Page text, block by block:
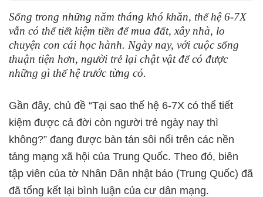
Sống trong những năm tháng khó khăn, thế hệ 6-7X
vẫn có thể tiết kiệm tiền để mua đất, xây nhà, lo
chuyện con cái học hành. Ngày nay, với cuộc sống
thuận tiện hơn, người trẻ lại chật vật để có được
những gì thế hệ trước từng có.
Gần đây, chủ đề “Tại sao thế hệ 6-7X có thể tiết
kiệm được cả đời còn người trẻ ngày nay thì
không?” đang được bàn tán sôi nổi trên các nền
tảng mạng xã hội của Trung Quốc. Theo đó, biên
tập viên của tờ Nhân Dân nhật báo (Trung Quốc) đã
đã tổng kết lại bình luận của cư dân mạng.